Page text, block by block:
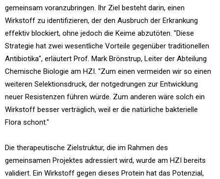
gemeinsam voranzubringen. Ihr Ziel besteht darin, einen
Wirkstoff zu identifizieren, der den Ausbruch der Erkrankung
effektiv blockiert, ohne jedoch die Keime abzutöten. "Diese
Strategie hat zwei wesentliche Vorteile gegenüber traditionellen
Antibiotika", erläutert Prof. Mark Brönstrup, Leiter der Abteilung
Chemische Biologie am HZI. "Zum einen vermeiden wir so einen
weiteren Selektionsdruck, der notgedrungen zur Entwicklung
neuer Resistenzen führen würde. Zum anderen wäre solch ein
Wirkstoff besser verträglich, weil er die natürliche bakterielle
Flora schont."
Die therapeutische Zielstruktur, die im Rahmen des
gemeinsamen Projektes adressiert wird, wurde am HZI bereits
validiert. Ein Wirkstoff gegen dieses Protein hat das Potenzial,